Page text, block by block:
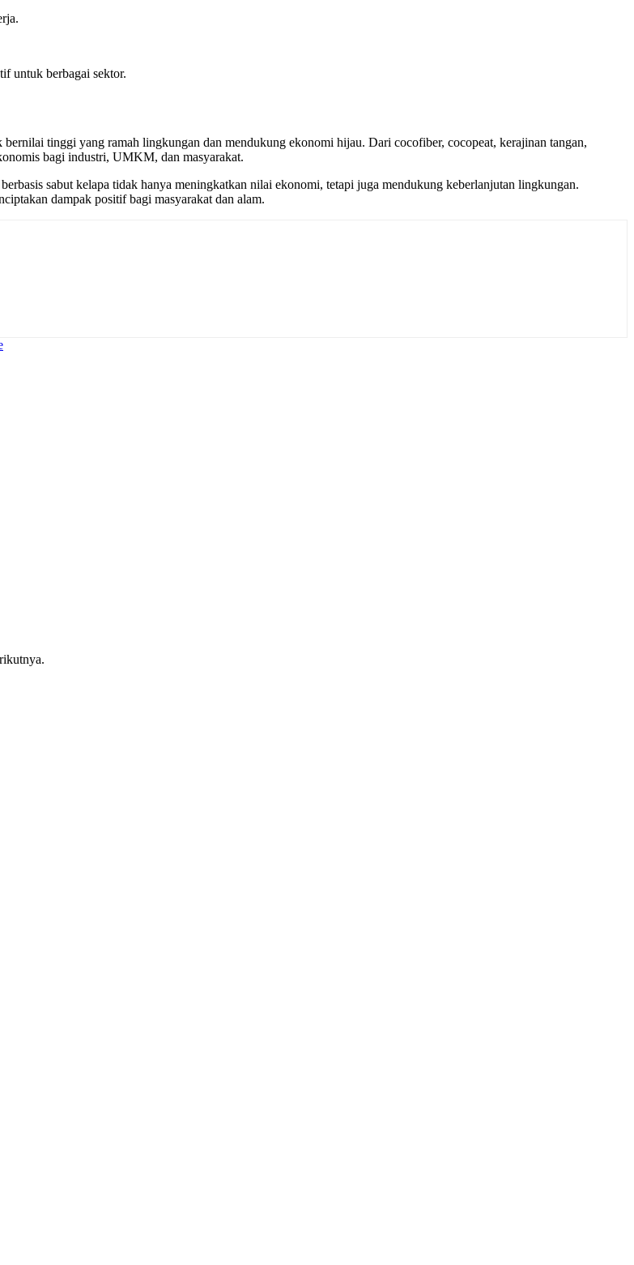
untuk berbagai sektor.
tinggi yang ramah lingkungan dan mendukung ekonomi hijau. Dari cocofiber, cocopeat, kerajinan tangan,
bagi industri, UMKM, dan masyarakat.
sabut kelapa tidak hanya meningkatkan nilai ekonomi, tetapi juga mendukung keberlanjutan lingkungan.
dampak positif bagi masyarakat dan alam.